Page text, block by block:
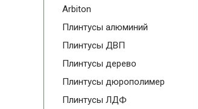
Arbiton
Плинтусы алюминий
Плинтусы ДВП
Плинтусы дерево
Плинтусы дюрополимер
Плинтусы ЛДФ